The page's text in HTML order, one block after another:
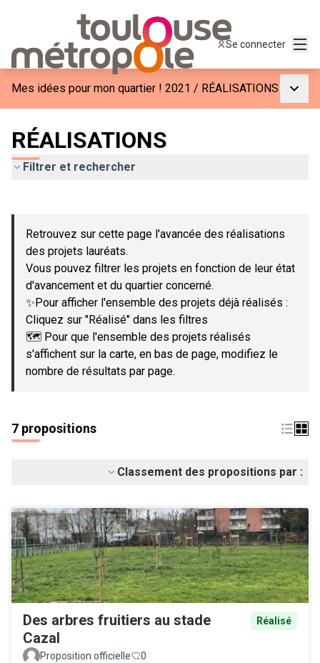
Se connecter
Mes idées pour mon quartier ! 2021 / RÉALISATIONS
RÉALISATIONS
Filtrer et rechercher
−
Retrouvez sur cette page l'avancée des réalisations
des projets lauréats.
Vous pouvez filtrer les projets en fonction de leur état
d'avancement et du quartier concerné.
✨Pour afficher l'ensemble des projets déjà réalisés :
Cliquez sur "Réalisé" dans les filtres
🗺️ Pour que l'ensemble des projets réalisés
s'affichent sur la carte, en bas de page, modifiez le
nombre de résultats par page.
7 propositions
Classement des propositions par :
Des arbres fruitiers au stade
Cazal
Réalisé
Proposition officielle 0